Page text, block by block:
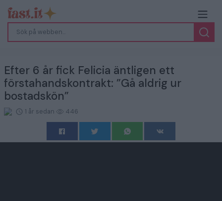
Efter 6 år fick Felicia äntligen ett
förstahandskontrakt: ”Gå aldrig ur
bostadskön”
1 år sedan 446